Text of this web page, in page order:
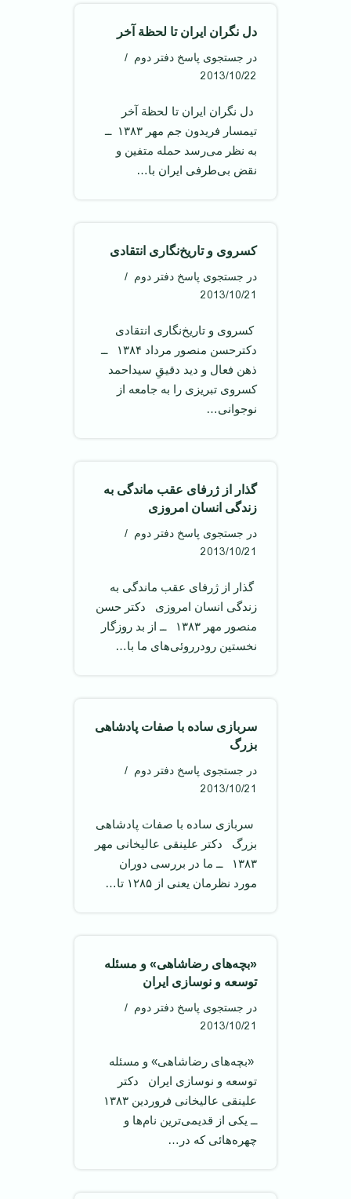
دل نگران ایران تا لحظة آخر
در جستجوی پاسخ دفتر دوم
2013/10/22
‌ دل نگران ایران تا لحظة آخر ‌
تیمسار فریدون جم مهر ۱۳۸۳ ‌ ــ
به نظر می‌رسد حمله متفین و
نقض بی‌طرفی ایران با…
کسروی و تاریخ‌نگاری انتقادی
در جستجوی پاسخ دفتر دوم
2013/10/21
‌ کسروی و تاریخ‌نگاری انتقادی ‌
دکترحسن منصور مرداد ۱۳۸۴ ‌ ــ
ذهن فعال و دید دقیقِ سیداحمد
کسروی تبریزی را به جامعه از
نوجوانی…
گذار از ژرفای عقب ماندگی به
زندگی انسان امروزی
در جستجوی پاسخ دفتر دوم
2013/10/21
‌ گذار از ژرفای عقب ماندگی به
زندگی انسان امروزی ‌ دکتر حسن
منصور مهر ۱۳۸۳ ‌ ــ از بد روزگار
نخستین رودرروئی‌های ما با…
سربازی ساده با صفات پادشاهی
بزرگ
در جستجوی پاسخ دفتر دوم
2013/10/21
‌ سربازی ساده با صفات پادشاهی
بزرگ ‌ دکتر علینقی عالیخانی مهر
۱۳۸۳ ‌ ــ ما در بررسی دوران
مورد نظرمان یعنی از ۱۲۸۵ تا…
«بچه‌های رضاشاهی» و مسئله
توسعه و نوسازی ایران
در جستجوی پاسخ دفتر دوم
2013/10/21
‌ «بچه‌های رضاشاهی» و مسئله
توسعه و نوسازی ایران ‌ دکتر
ــ یکی از قدیمی‌ترین نام‌ها و
چهره‌هائی که در…